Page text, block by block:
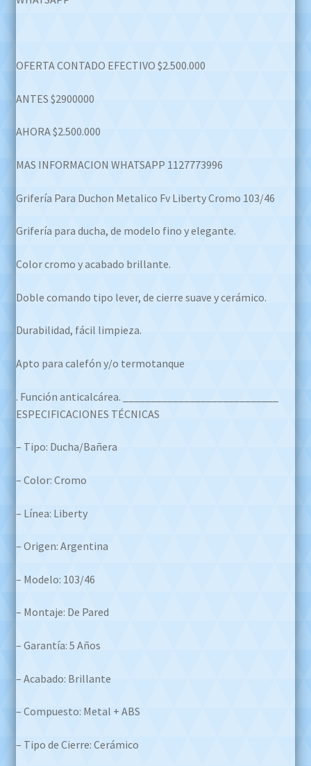
OFERTA CONTADO EFECTIVO $2.500.000
ANTES $2900000
AHORA $2.500.000
MAS INFORMACION WHATSAPP 1127773996
Grifería Para Duchon Metalico Fv Liberty Cromo 103/46
Grifería para ducha, de modelo fino y elegante.
Color cromo y acabado brillante.
Doble comando tipo lever, de cierre suave y cerámico.
Durabilidad, fácil limpieza.
Apto para calefón y/o termotanque
. Función anticalcárea. ____________________________
ESPECIFICACIONES TÉCNICAS
– Tipo: Ducha/Bañera
– Color: Cromo
– Línea: Liberty
– Origen: Argentina
– Modelo: 103/46
– Montaje: De Pared
– Garantía: 5 Años
– Acabado: Brillante
– Compuesto: Metal + ABS
– Tipo de Cierre: Cerámico